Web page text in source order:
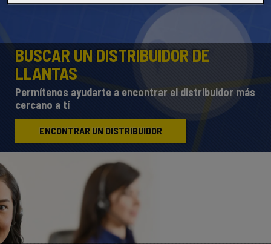
BUSCAR UN DISTRIBUIDOR DE
LLANTAS
Permítenos ayudarte a encontrar el distribuidor más
cercano a tí
ENCONTRAR UN DISTRIBUIDOR